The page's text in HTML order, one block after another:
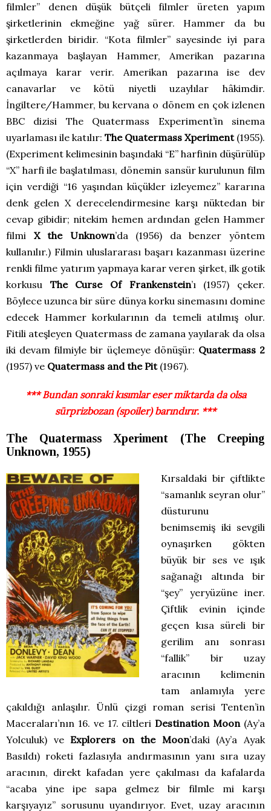
filmler” denen düşük bütçeli filmler üreten yapım
şirketlerinin ekmeğine yağ sürer. Hammer da bu
şirketlerden biridir. “Kota filmler” sayesinde iyi para
kazanmaya başlayan Hammer, Amerikan pazarına
açılmaya karar verir. Amerikan pazarına ise dev
canavarlar ve kötü niyetli uzaylılar hâkimdir.
İngiltere/Hammer, bu kervana o dönem en çok izlenen
BBC dizisi The Quatermass Experiment’in sinema
uyarlaması ile katılır: The Quatermass Xperiment(1955).
(Experiment kelimesinin başındaki “E” harfinin düşürülüp
“X” harfi ile başlatılması, dönemin sansür kurulunun film
için verdiği “16 yaşından küçükler izleyemez” kararına
denk gelen X derecelendirmesine karşı nüktedan bir
cevap gibidir; nitekim hemen ardından gelen Hammer
filmi X the Unknown’da (1956) da benzer yöntem
kullanılır.) Filmin uluslararası başarı kazanması üzerine
renkli filme yatırım yapmaya karar veren şirket, ilk gotik
korkusu The Curse Of Frankenstein’ı (1957) çeker.
Böylece uzunca bir süre dünya korku sinemasını domine
edecek Hammer korkularının da temeli atılmış olur.
Fitili ateşleyen Quatermass de zamana yayılarak da olsa
iki devam filmiyle bir üçlemeye dönüşür: Quatermass 2
(1957) ve Quatermass and the Pit(1967).
*** Bundan sonraki kısımlar eser miktarda da olsa
sürprizbozan (spoiler) barındırır. ***
The Quatermass Xperiment (The Creeping
Unknown, 1955)
Kırsaldaki bir çiftlikte
“samanlık seyran olur”
düsturunu
benimsemiş iki sevgili
oynaşırken gökten
büyük bir ses ve ışık
sağanağı altında bir
“şey” yeryüzüne iner.
Çiftlik evinin içinde
geçen kısa süreli bir
gerilim anı sonrası
“fallik” bir uzay
aracının kelimenin
tam anlamıyla yere
çakıldığı anlaşılır. Ünlü çizgi roman serisi Tenten’in
Maceraları’nın 16. ve 17. ciltleriDestination Moon(Ay’a
Yolculuk) veExplorers on the Moon’daki (Ay’a Ayak
Basıldı) roketi fazlasıyla andırmasının yanı sıra uzay
aracının, direkt kafadan yere çakılması da kafalarda
“acaba yine ipe sapa gelmez bir filmle mi karşı
karşıyayız” sorusunu uyandırıyor. Evet, uzay aracının